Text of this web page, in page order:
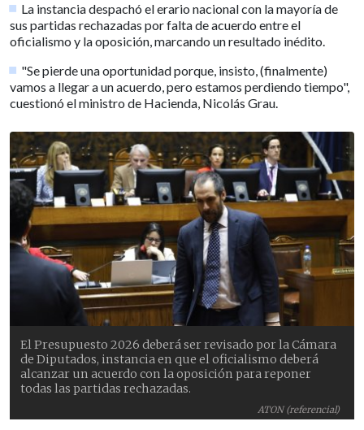
La instancia despachó el erario nacional con la mayoría de
sus partidas rechazadas por falta de acuerdo entre el
oficialismo y la oposición, marcando un resultado inédito.
"Se pierde una oportunidad porque, insisto, (finalmente)
vamos a llegar a un acuerdo, pero estamos perdiendo tiempo",
cuestionó el ministro de Hacienda, Nicolás Grau.
ATON (referencial)
El Presupuesto 2026 deberá ser revisado por la Cámara
de Diputados, instancia en que el oficialismo deberá
alcanzar un acuerdo con la oposición para reponer
todas las partidas rechazadas.